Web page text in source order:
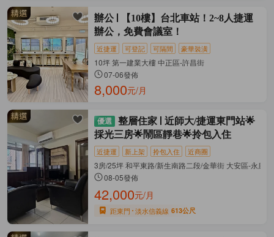
辦公
【10樓】台北車站！2~8人捷運
辦公，免費會議室！
近捷運 可登記 可隔間 豪華裝潢
10坪 第一建業大樓 中正區-許昌街
07-06發佈
8,000元/月
整層住家
近師大/捷運東門站🌟
採光三房🌟鬧區靜巷🌟拎包入住
近捷運 新上架 拎包入住 近商圈
3房/25坪 和平東路/新生南路二段/金華街 大安區-永康街
08-05發佈
42,000元/月
距東門 淡水信義線 613公尺